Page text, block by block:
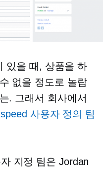
있을 때, 상품을 하
없을 정도로 놀랍
. 그래서 회사에서
사용자 정의 팀
지정 팀은 Jordan